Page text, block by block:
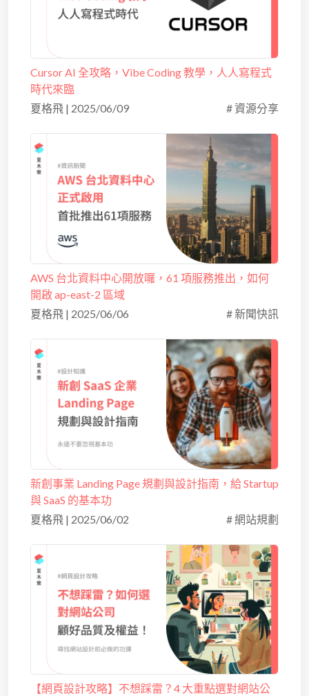
Cursor AI 全攻略，Vibe Coding 教學，人人寫程式
時代來臨
夏格飛 | 2025/06/09 # 資源分享
AWS 台北資料中心開放囉，61 項服務推出，如何
開啟 ap-east-2 區域
夏格飛 | 2025/06/06 # 新聞快訊
新創事業 Landing Page 規劃與設計指南，給 Startup
與 SaaS 的基本功
夏格飛 | 2025/06/02 # 網站規劃
【網頁設計攻略】不想踩雷？4 大重點選對網站公